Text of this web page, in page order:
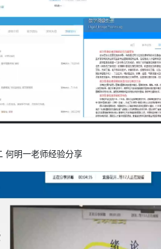
何明一老师经验分享